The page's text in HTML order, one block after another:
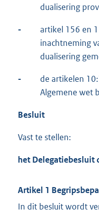
dualisering
-
artikel 156 en
inachtneming
dualisering
-
de artikelen
Algemene wet
Besluit
Vast te stellen:
het Delegatiebesluit
Artikel 1
In dit besluit wordt